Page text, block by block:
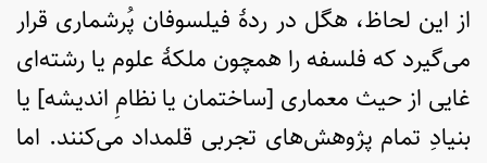
از این لحاظ، هگل در ردۀ فیلسوفان پُرشماری قرار
می‌گیرد که فلسفه را همچون ملکۀ علوم یا رشته‌ای
غایی از حیث معماری [ساختمان یا نظامِ اندیشه] یا
بنیادِ تمام پژوهش‌های تجربی قلمداد می‌کنند. اما